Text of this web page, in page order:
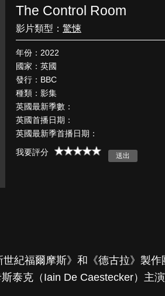
The Control Room
影片類型： 驚悚
年份：2022
國家：英國
發行：BBC
種類：影集
英國最新季數：
英國首播日期：
英國最新季首播日期：
我要評分
世紀福爾摩斯》和《德古拉》製
泰克（Iain De Caestecker）主演